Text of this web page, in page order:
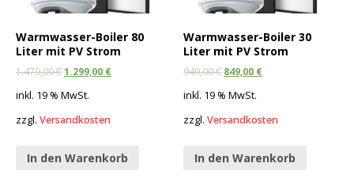
Warmwasser-Boiler 80
Liter mit PV Strom
1.479,00€1.299,00 €
inkl. 19 % MwSt.
zzgl. Versandkosten
In den Warenkorb
Warmwasser-Boiler 30
Liter mit PV Strom
949,00€ 849,00 €
inkl. 19 % MwSt.
zzgl.Versandkosten
In den Warenkorb